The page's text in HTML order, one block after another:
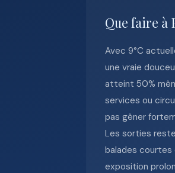
Que faire à
Avec 9°C
une vraie
atteint 50%
services ou
pas gêner
Les sorties
balades courtes
exposition